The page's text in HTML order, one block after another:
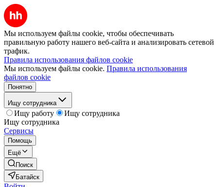
Мы используем файлы cookie, чтобы обеспечивать
правильную работу нашего веб-сайта и анализировать сетевой
трафик.
Правила использования файлов cookie
Мы используем файлы cookie. Правила использования
файлов cookie
Понятно
Ищу сотрудника
Ищу работу
Ищу сотрудника
Ищу сотрудника
Сервисы
Помощь
Ещё
Поиск
Батайск